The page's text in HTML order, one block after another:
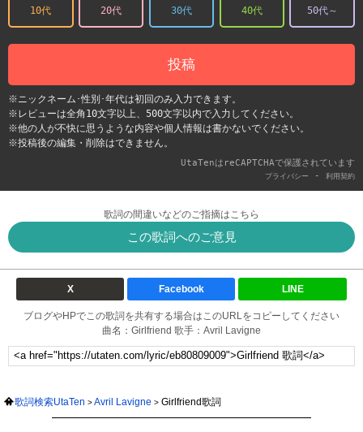
10代 20代 30代 40代 50代～
投稿
※ニックネーム･性別･年代は初回のみ入力できます。
※レビューは全角10文字以上、500文字以内で入力してください。
※他の人が不快に思うような内容や個人情報は書かないでください。
※投稿後の編集・削除はできません。
UtaTenはreCAPTCHAで保護されています
プライバシー - 利用契約
歌詞の間違いなどのご指摘はこちら
この歌詞へのご意見
X Facebook LINE
ブログやHPでこの歌詞を共有する場合はこのURLをコピーしてください
曲名：Girlfriend 歌手：Avril Lavigne
歌詞検索UtaTen Avril Lavigne Girlfriend歌詞